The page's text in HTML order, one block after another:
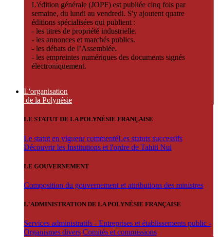
L'édition générale (JOPF) est publiée cinq fois par
semaine, du lundi au vendredi. S'y ajoutent quatre
éditions spécialisées qui publient :
- les titres de propriété industrielle.
- les annonces et marchés publics.
- les débats de l’Assemblée.
- les empreintes numériques des documents signés
électroniquement.
L'organisation
de la Polynésie
LE STATUT DE LA POLYNÉSIE FRANÇAISE
Le statut en vigueur commentéLes statuts successifs
Découvrir les Institutions et l'ordre de Tahiti Nui
LE GOUVERNEMENT
Composition du gouvernement et attributions des ministres
L'ADMINISTRATION DE LA POLYNÉSIE FRANÇAISE
Services administratifs - Entreprises et établissements public -
Organismes divers Comités et commissions